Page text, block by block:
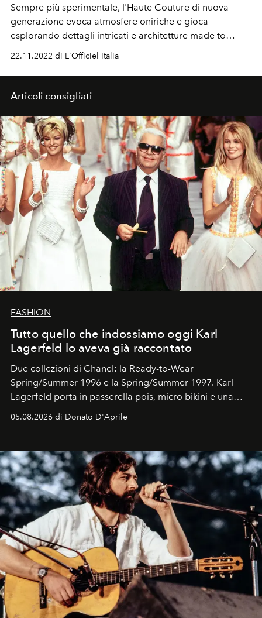
Sempre più sperimentale, l'Haute Couture di nuova
generazione evoca atmosfere oniriche e gioca
esplorando dettagli intricati e architetture made to
22.11.2022 di L'Officiel Italia
Articoli consigliati
FASHION
Tutto quello che indossiamo oggi Karl
Lagerfeld lo aveva già raccontato
Due collezioni di Chanel: la Ready-to-Wear
Spring/Summer 1996 e la Spring/Summer 1997. Karl
Lagerfeld porta in passerella pois, micro bikini e una
Kate, Claudia e Carla una dietro l'altra. Trent'anni dopo,
uno dei documenti più contemporanei che abbiamo.
05.08.2026 di Donato D'Aprile